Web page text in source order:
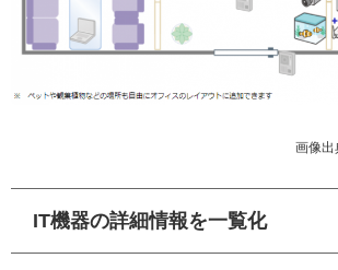
画像出
IT機器の詳細情報を一覧化